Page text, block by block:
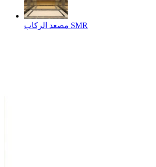
مصعد الركاب SMR